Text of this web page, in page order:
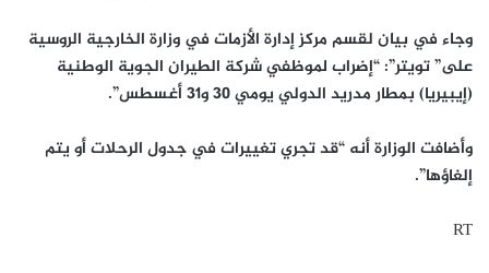
وجاء في بيان لقسم مركز إدارة الأزمات في وزارة الخارجية الروسية
على” تويتر”: “إضراب لموظفي شركة الطيران الجوية الوطنية
(إيبيريا) بمطار مدريد الدولي يومي 30 و31 أغسطس”.
وأضافت الوزارة أنه “قد تجري تغييرات في جدول الرحلات أو يتم
إلغاؤها”​​​.
RT